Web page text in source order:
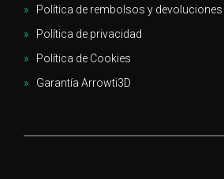
Política de rembolsos y devoluciones
Política de privacidad
Política de Cookies
Garantía Arrowti3D